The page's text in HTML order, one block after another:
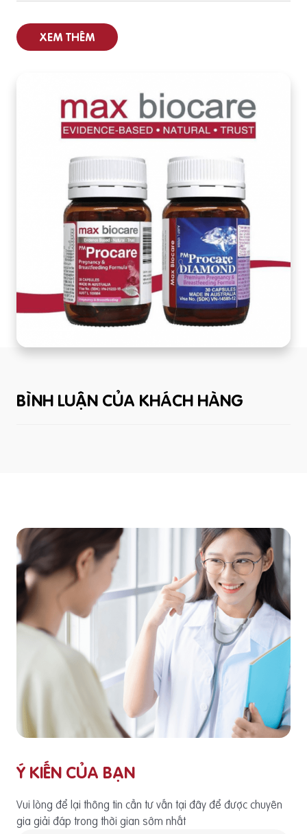
XEM THÊM
BÌNH LUẬN CỦA KHÁCH HÀNG
Ý KIẾN CỦA BẠN
Vui lòng để lại thông tin cần tư vấn tại đây để được chuyên
gia giải đáp trong thời gian sớm nhất